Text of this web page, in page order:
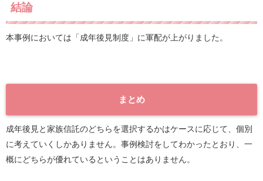
結論
本事例においては「成年後見制度」に軍配が上がりました。
まとめ
成年後見と家族信託のどちらを選択するかはケースに応じて、個別
に考えていくしかありません。事例検討をしてわかったとおり、一
概にどちらが優れているということはありません。